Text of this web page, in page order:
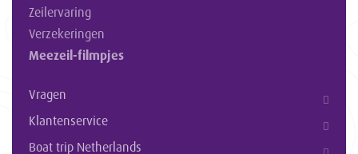
Zeilervaring
Verzekeringen
Meezeil-filmpjes
Vragen
Klantenservice
Boat trip Netherlands